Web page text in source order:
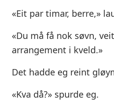
«Eit par timar, berre,»
«Du må få nok søvn,
arrangement i kveld.»
Det hadde eg reint
«Kva då?» spurde eg.